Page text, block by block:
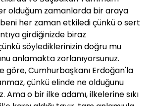
olduğum zamanlarda bir araya
her zaman etkiledi çünkü o sert
girdiğinizde biraz
söylediklerinizin doğru mu
anlamakta zorlanıyorsunuz.
göre, Cumhurbaşkanı Erdoğan'la
çünkü elinde ne olduğunu
Ama o bir ilke adamı, ilkelerine sıkı